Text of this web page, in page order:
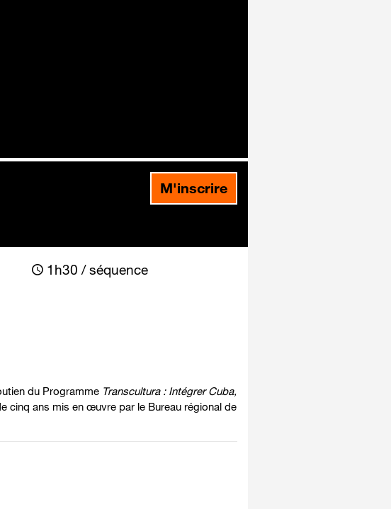
M'inscrire
1h30 / séquence
du Programme Transcultura : Intégrer Cuba,
cinq ans mis en œuvre par le Bureau régional de